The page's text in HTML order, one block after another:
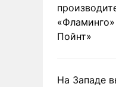
Пойнт»
На Западе